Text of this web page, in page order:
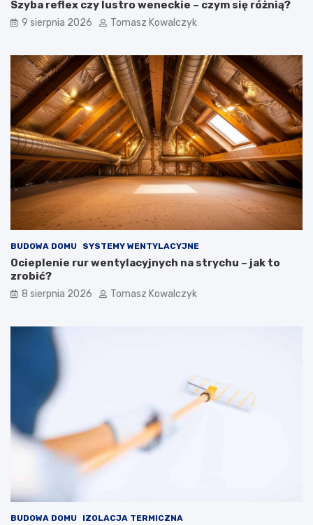
ę
t
n
y
c
h
Szyba reflex czy lustro weneckie – czym się różnią?
9 sierpnia 2026 Tomasz Kowalczyk
BUDOWA DOMU SYSTEMY WENTYLACYJNE
Ocieplenie rur wentylacyjnych na strychu – jak to
zrobić?
8 sierpnia 2026 Tomasz Kowalczyk
BUDOWA DOMU IZOLACJA TERMICZNA